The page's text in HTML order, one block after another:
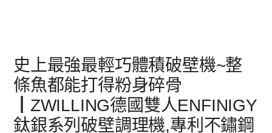
史上最強最輕巧體積破壁機~整
條魚都能打得粉身碎骨
┃ZWILLING德國雙人ENFINIGY
鈦銀系列破壁調理機,專利不鏽鋼